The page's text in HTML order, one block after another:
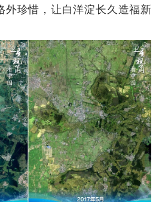
外珍惜，让白洋淀长久造福新